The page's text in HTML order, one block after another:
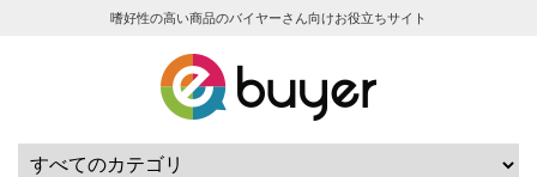
嗜好性の高い商品のバイヤーさん向けお役立ちサイト